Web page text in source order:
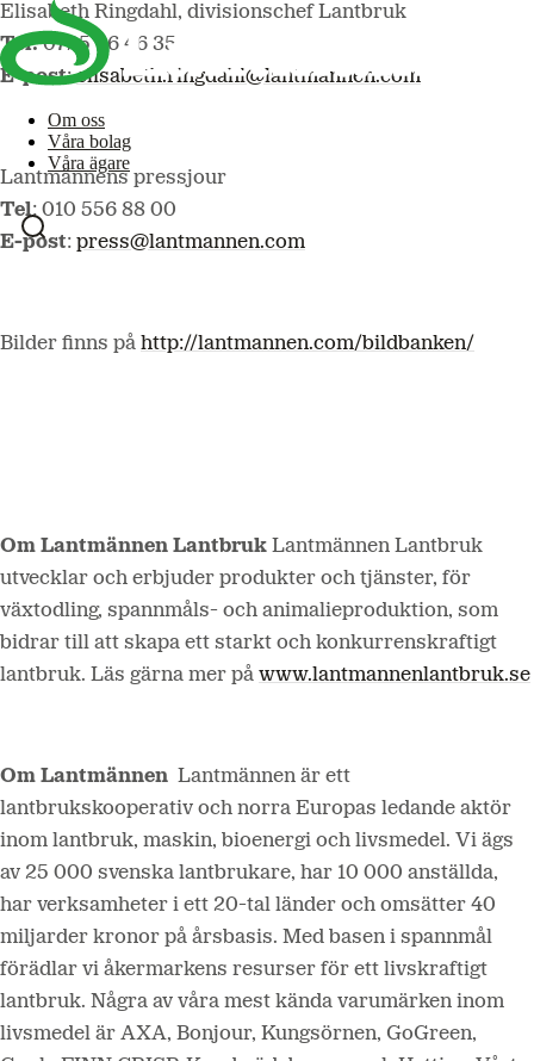
Om oss
Våra bolag
Våra ägare
Elisabeth Ringdahl, divisionschef Lantbruk
Tel:0725 46 46 35
E-post:elisabeth.ringdahl@lantmannen.com
Lantmännens pressjour
Tel: 010 556 88 00
E-post: press@lantmannen.com
Bilder finns på http://lantmannen.com/bildbanken/
Om Lantmännen Lantbruk Lantmännen Lantbruk
utvecklar och erbjuder produkter och tjänster, för
växtodling, spannmåls- och animalieproduktion, som
bidrar till att skapa ett starkt och konkurrenskraftigt
lantbruk. Läs gärna mer på www.lantmannenlantbruk.se
Om Lantmännen Lantmännen är ett
lantbrukskooperativ och norra Europas ledande aktör
inom lantbruk, maskin, bioenergi och livsmedel. Vi ägs
av 25 000 svenska lantbrukare, har 10 000 anställda,
har verksamheter i ett 20-tal länder och omsätter 40
miljarder kronor på årsbasis. Med basen i spannmål
förädlar vi åkermarkens resurser för ett livskraftigt
lantbruk. Några av våra mest kända varumärken inom
livsmedel är AXA, Bonjour, Kungsörnen, GoGreen,